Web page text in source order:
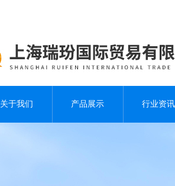
关于我们 产品展示 行业资讯